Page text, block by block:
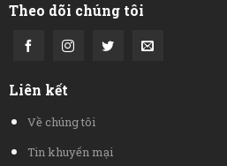
Theo dõi chúng tôi
Liên kết
Về chúng tôi
Tin khuyến mại